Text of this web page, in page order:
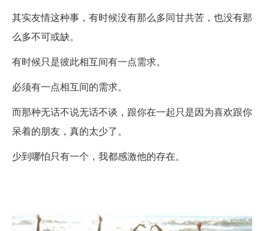
其实友情这种事，有时候没有那么多同甘共苦，也没有那
么多不可或缺。
有时候只是彼此相互间有一点需求。
必须有一点相互间的需求。
而那种无话不说无话不谈，跟你在一起只是因为喜欢跟你
呆着的朋友，真的太少了。
少到哪怕只有一个，我都感激他的存在。